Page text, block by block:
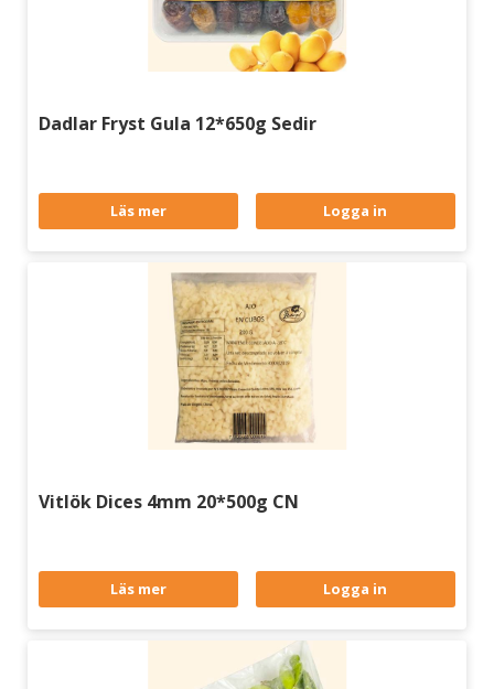
Dadlar Fryst Gula 12*650g Sedir
Läs mer Logga in
Vitlök Dices 4mm 20*500g CN
Läs mer Logga in